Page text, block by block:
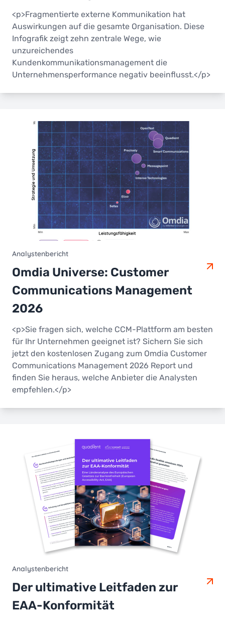
<p>Fragmentierte externe Kommunikation hat
Auswirkungen auf die gesamte Organisation. Diese
Infografik zeigt zehn zentrale Wege, wie
unzureichendes
Kundenkommunikationsmanagement die
Unternehmensperformance negativ beeinflusst.</p>
Analystenbericht
Omdia Universe: Customer
Communications Management
2026
<p>Sie fragen sich, welche CCM-Plattform am besten
für Ihr Unternehmen geeignet ist? Sichern Sie sich
jetzt den kostenlosen Zugang zum Omdia Customer
Communications Management 2026 Report und
finden Sie heraus, welche Anbieter die Analysten
empfehlen.</p>
Analystenbericht
Der ultimative Leitfaden zur
EAA-Konformität